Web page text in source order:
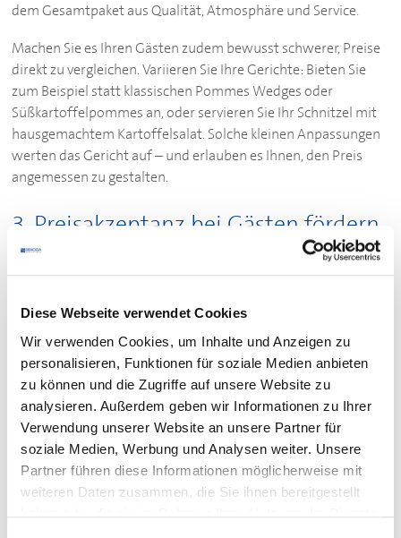
Diese Webseite verwendet Cookies
Wir verwenden Cookies, um Inhalte und Anzeigen zu
personalisieren, Funktionen für soziale Medien anbieten
zu können und die Zugriffe auf unsere Website zu
analysieren. Außerdem geben wir Informationen zu Ihrer
Verwendung unserer Website an unsere Partner für
soziale Medien, Werbung und Analysen weiter. Unsere
Partner führen diese Informationen möglicherweise mit
weiteren Daten zusammen, die Sie ihnen bereitgestellt
dem Gesamtpaket aus Qualität, Atmosphäre und Service.
Machen Sie es Ihren Gästen zudem bewusst schwerer, Preise
direkt zu vergleichen. Variieren Sie Ihre Gerichte: Bieten Sie
zum Beispiel statt klassischen Pommes Wedges oder
Süßkartoffelpommes an, oder servieren Sie Ihr Schnitzel mit
hausgemachtem Kartoffelsalat. Solche kleinen Anpassungen
werten das Gericht auf – und erlauben es Ihnen, den Preis
angemessen zu gestalten.
3. Preisakzeptanz bei Gästen fördern
Der Preis wirkt nur dann „zu hoch“, wenn der Gast den
Gegenwert nicht erkennt. Je besser Sie den Mehrwert Ihrer
Preis.
Erzählen Sie die Geschichten hinter Ihren Produkten: Woher
kommt das Fleisch? Wird das Brot selbst gebacken? Ist der
Käse vom Hof aus der Region? Auch Begriffe wie
„hausgemacht“, „regional“ oder „saisonal“ steigern die
wahrgenommene Wertigkeit.
Nutzen Sie alle Kanäle: Speisekarten, Tischaufsteller,
Social Media und vor allem den direkten Kontakt am Tisch.